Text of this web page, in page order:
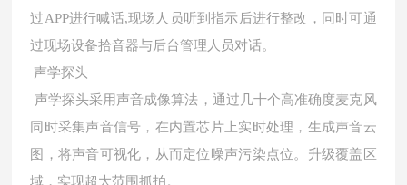
过APP进行喊话,现场人员听到指示后进行整改，同时可通
过现场设备拾音器与后台管理人员对话。
声学探头
声学探头采用声音成像算法，通过几十个高准确度麦克风
同时采集声音信号，在内置芯片上实时处理，生成声音云
图，将声音可视化，从而定位噪声污染点位。升级覆盖区
域，实现超大范围抓拍。